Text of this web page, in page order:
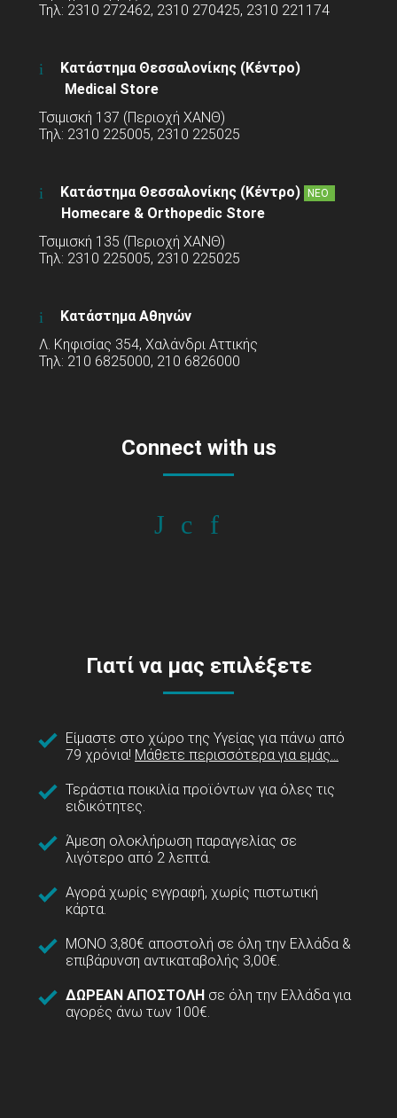
Τηλ: 2310 272462, 2310 270425, 2310 221174
Κατάστημα Θεσσαλονίκης (Κέντρο)
Medical Store
Τσιμισκή 137 (Περιοχή ΧΑΝΘ)
Τηλ: 2310 225005, 2310 225025
Κατάστημα Θεσσαλονίκης (Κέντρο) ΝΕΟ
Homecare & Orthopedic Store
Τσιμισκή 135 (Περιοχή ΧΑΝΘ)
Τηλ: 2310 225005, 2310 225025
Κατάστημα Αθηνών
Λ. Κηφισίας 354, Χαλάνδρι Αττικής
Τηλ: 210 6825000, 210 6826000
Connect with us
Γιατί να μας επιλέξετε
Είμαστε στο χώρο της Υγείας για πάνω από
79 χρόνια! Μάθετε περισσότερα για εμάς...
Τεράστια ποικιλία προϊόντων για όλες τις
ειδικότητες.
Άμεση ολοκλήρωση παραγγελίας σε
λιγότερο από 2 λεπτά.
Αγορά χωρίς εγγραφή, χωρίς πιστωτική
κάρτα.
ΜΟΝΟ 3,80€ αποστολή σε όλη την Ελλάδα &
επιβάρυνση αντικαταβολής 3,00€.
ΔΩΡΕΑΝ ΑΠΟΣΤΟΛΗ σε όλη την Ελλάδα για
αγορές άνω των 100€.